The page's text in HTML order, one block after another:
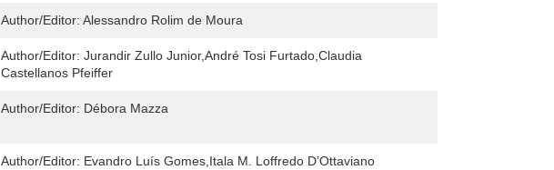
Author/Editor: Alessandro Rolim de Moura
Author/Editor: Jurandir Zullo Junior,André Tosi Furtado,Claudia
Castellanos Pfeiffer
Author/Editor: Débora Mazza
Author/Editor: Evandro Luís Gomes,Itala M. Loffredo D’Ottaviano